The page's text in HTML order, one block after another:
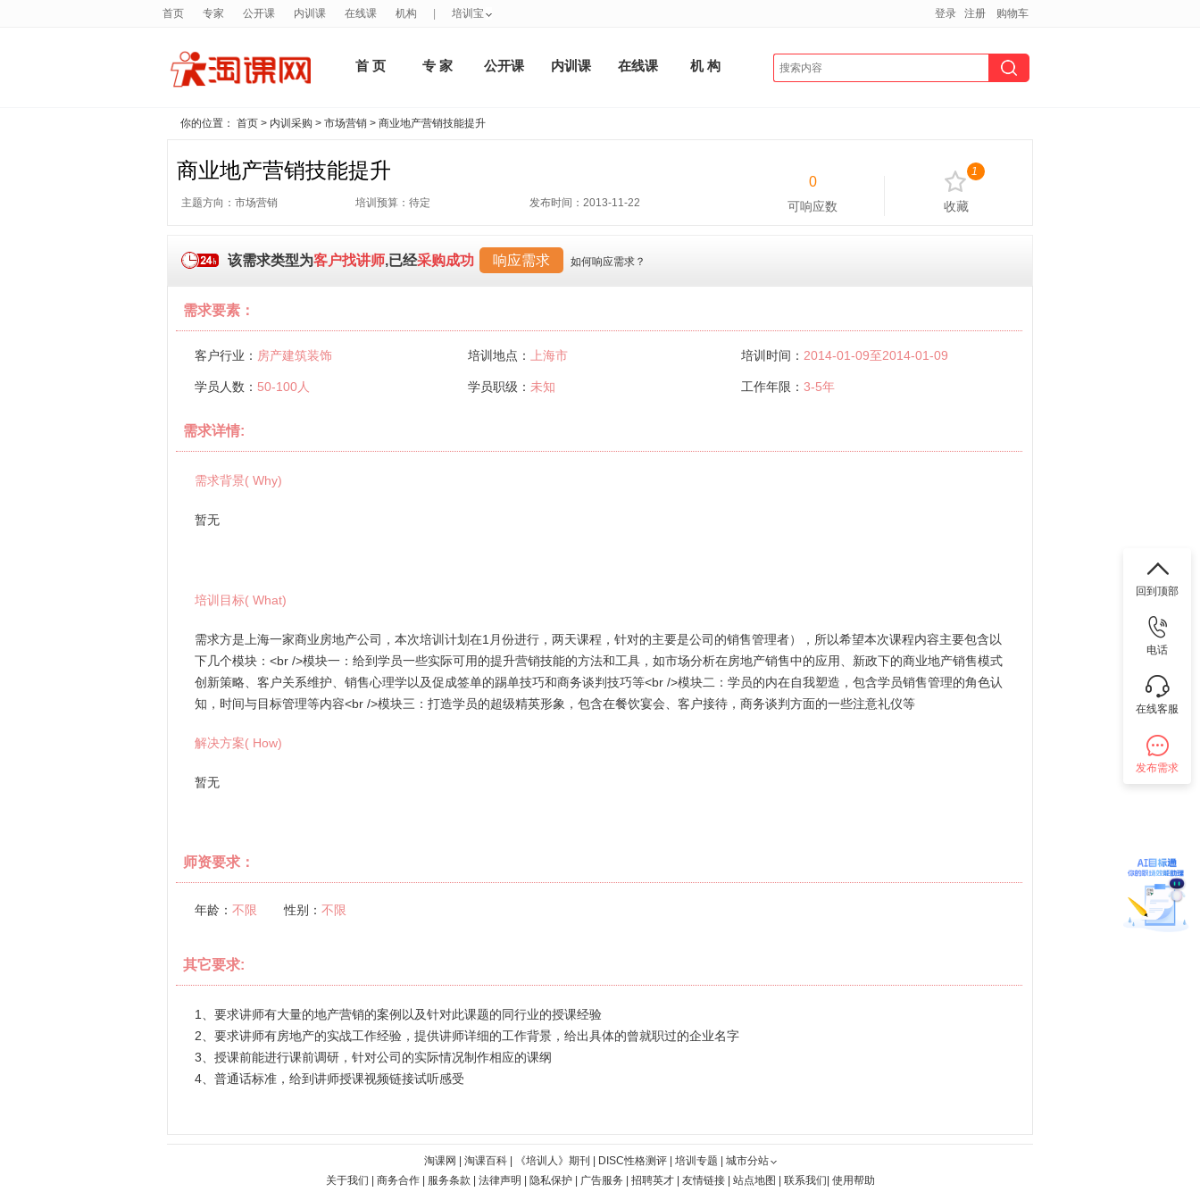
首页 专家 公开课 内训课 在线课 机构 培训宝 登录 注册 购物车
首 页 专 家 公开课 内训课 在线课 机 构
你的位置： 首页 > 内训采购 > 市场营销 > 商业地产营销技能提升
商业地产营销技能提升
主题方向：市场营销 培训预算：待定 发布时间：2013-11-22
0
可响应数
1
收藏
响应需求 如何响应需求？
该需求类型为客户找讲师,已经采购成功
需求要素：
客户行业： 房产建筑装饰 培训地点： 上海市 培训时间： 2014-01-09至2014-01-09
学员人数： 50-100人 学员职级： 未知 工作年限： 3-5年
需求详情:
需求背景( Why)
暂无
培训目标( What)
需求方是上海一家商业房地产公司，本次培训计划在1月份进行，两天课程，针对的主要是公司的销售管理者），所以希望本次课程内容主要包含以
下几个模块：<br />模块一：给到学员一些实际可用的提升营销技能的方法和工具，如市场分析在房地产销售中的应用、新政下的商业地产销售模式
创新策略、客户关系维护、销售心理学以及促成签单的踢单技巧和商务谈判技巧等<br />模块二：学员的内在自我塑造，包含学员销售管理的角色认
知，时间与目标管理等内容<br />模块三：打造学员的超级精英形象，包含在餐饮宴会、客户接待，商务谈判方面的一些注意礼仪等
解决方案( How)
暂无
师资要求：
年龄： 不限 性别： 不限
其它要求:
1、要求讲师有大量的地产营销的案例以及针对此课题的同行业的授课经验
2、要求讲师有房地产的实战工作经验，提供讲师详细的工作背景，给出具体的曾就职过的企业名字
3、授课前能进行课前调研，针对公司的实际情况制作相应的课纲
4、普通话标准，给到讲师授课视频链接试听感受
淘课网 淘课百科| 《培训人》期刊 DISC性格测评| 培训专题
城市分站
关于我们
商务合作| 服务条款 法律声明 隐私保护 广告服务 招聘英才| 友情链接| 站点地图 联系我们 使用帮助
回到顶部
电话
在线客服
发布需求